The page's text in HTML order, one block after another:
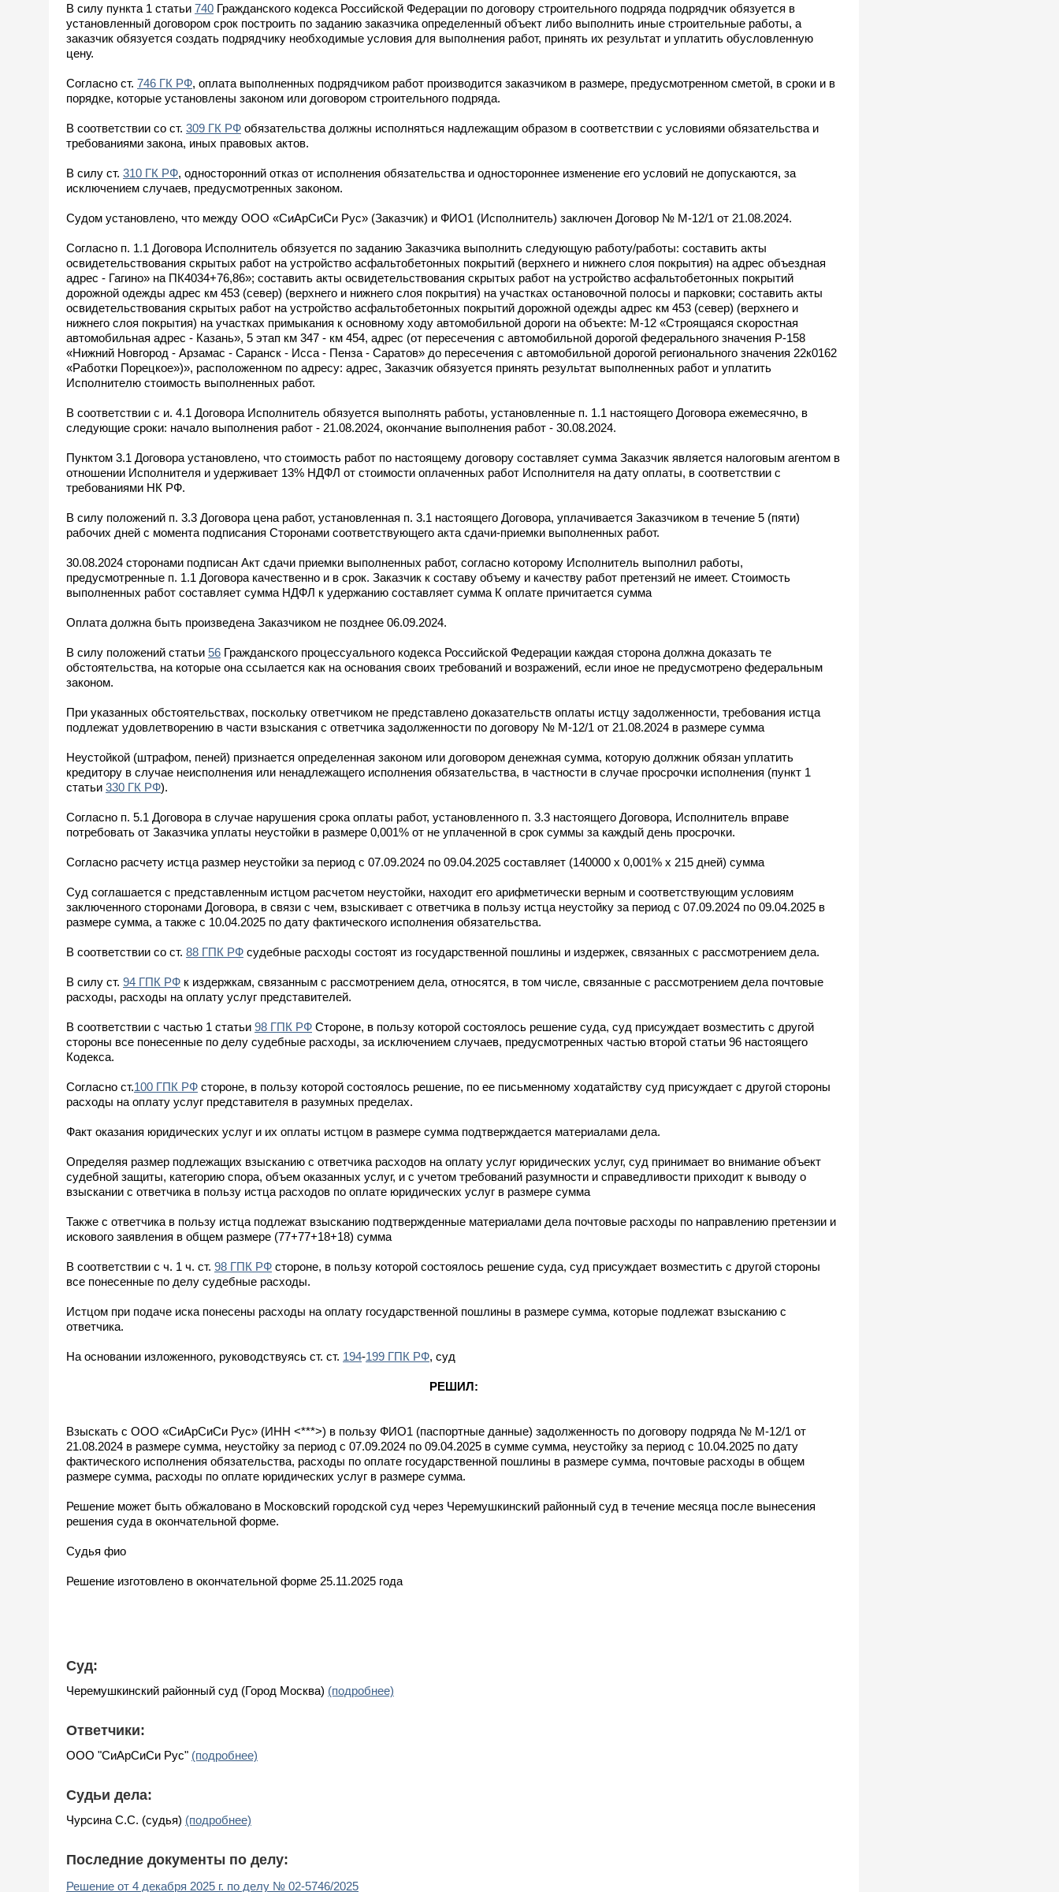
В силу пункта 1 статьи 740 Гражданского кодекса Российской Федерации по договору строительного подряда подрядчик обязуется в
установленный договором срок построить по заданию заказчика определенный объект либо выполнить иные строительные работы, а
заказчик обязуется создать подрядчику необходимые условия для выполнения работ, принять их результат и уплатить обусловленную
цену.
Согласно ст. 746 ГК РФ, оплата выполненных подрядчиком работ производится заказчиком в размере, предусмотренном сметой, в сроки и в
порядке, которые установлены законом или договором строительного подряда.
В соответствии со ст. 309 ГК РФ обязательства должны исполняться надлежащим образом в соответствии с условиями обязательства и
требованиями закона, иных правовых актов.
В силу ст. 310 ГК РФ, односторонний отказ от исполнения обязательства и одностороннее изменение его условий не допускаются, за
исключением случаев, предусмотренных законом.
Судом установлено, что между ООО «СиАрСиСи Рус» (Заказчик) и ФИО1 (Исполнитель) заключен Договор № М-12/1 от 21.08.2024.
Согласно п. 1.1 Договора Исполнитель обязуется по заданию Заказчика выполнить следующую работу/работы: составить акты
освидетельствования скрытых работ на устройство асфальтобетонных покрытий (верхнего и нижнего слоя покрытия) на адрес объездная
адрес - Гагино» на ПК4034+76,86»; составить акты освидетельствования скрытых работ на устройство асфальтобетонных покрытий
дорожной одежды адрес км 453 (север) (верхнего и нижнего слоя покрытия) на участках остановочной полосы и парковки; составить акты
освидетельствования скрытых работ на устройство асфальтобетонных покрытий дорожной одежды адрес км 453 (север) (верхнего и
нижнего слоя покрытия) на участках примыкания к основному ходу автомобильной дороги на объекте: М-12 «Строящаяся скоростная
автомобильная адрес - Казань», 5 этап км 347 - км 454, адрес (от пересечения с автомобильной дорогой федерального значения Р-158
«Нижний Новгород - Арзамас - Саранск - Исса - Пенза - Саратов» до пересечения с автомобильной дорогой регионального значения 22к0162
«Работки Порецкое»)», расположенном по адресу: адрес, Заказчик обязуется принять результат выполненных работ и уплатить
Исполнителю стоимость выполненных работ.
В соответствии с и. 4.1 Договора Исполнитель обязуется выполнять работы, установленные п. 1.1 настоящего Договора ежемесячно, в
следующие сроки: начало выполнения работ - 21.08.2024, окончание выполнения работ - 30.08.2024.
Пунктом 3.1 Договора установлено, что стоимость работ по настоящему договору составляет сумма Заказчик является налоговым агентом в
отношении Исполнителя и удерживает 13% НДФЛ от стоимости оплаченных работ Исполнителя на дату оплаты, в соответствии с
требованиями НК РФ.
В силу положений п. 3.3 Договора цена работ, установленная п. 3.1 настоящего Договора, уплачивается Заказчиком в течение 5 (пяти)
рабочих дней с момента подписания Сторонами соответствующего акта сдачи-приемки выполненных работ.
30.08.2024 сторонами подписан Акт сдачи приемки выполненных работ, согласно которому Исполнитель выполнил работы,
предусмотренные п. 1.1 Договора качественно и в срок. Заказчик к составу объему и качеству работ претензий не имеет. Стоимость
выполненных работ составляет сумма НДФЛ к удержанию составляет сумма К оплате причитается сумма
Оплата должна быть произведена Заказчиком не позднее 06.09.2024.
В силу положений статьи 56 Гражданского процессуального кодекса Российской Федерации каждая сторона должна доказать те
обстоятельства, на которые она ссылается как на основания своих требований и возражений, если иное не предусмотрено федеральным
законом.
При указанных обстоятельствах, поскольку ответчиком не представлено доказательств оплаты истцу задолженности, требования истца
подлежат удовлетворению в части взыскания с ответчика задолженности по договору № М-12/1 от 21.08.2024 в размере сумма
Неустойкой (штрафом, пеней) признается определенная законом или договором денежная сумма, которую должник обязан уплатить
кредитору в случае неисполнения или ненадлежащего исполнения обязательства, в частности в случае просрочки исполнения (пункт 1
статьи 330 ГК РФ).
Согласно п. 5.1 Договора в случае нарушения срока оплаты работ, установленного п. 3.3 настоящего Договора, Исполнитель вправе
потребовать от Заказчика уплаты неустойки в размере 0,001% от не уплаченной в срок суммы за каждый день просрочки.
Согласно расчету истца размер неустойки за период с 07.09.2024 по 09.04.2025 составляет (140000 х 0,001% х 215 дней) сумма
Суд соглашается с представленным истцом расчетом неустойки, находит его арифметически верным и соответствующим условиям
заключенного сторонами Договора, в связи с чем, взыскивает с ответчика в пользу истца неустойку за период с 07.09.2024 по 09.04.2025 в
размере сумма, а также с 10.04.2025 по дату фактического исполнения обязательства.
В соответствии со ст. 88 ГПК РФ судебные расходы состоят из государственной пошлины и издержек, связанных с рассмотрением дела.
В силу ст. 94 ГПК РФ к издержкам, связанным с рассмотрением дела, относятся, в том числе, связанные с рассмотрением дела почтовые
расходы, расходы на оплату услуг представителей.
В соответствии с частью 1 статьи 98 ГПК РФ Стороне, в пользу которой состоялось решение суда, суд присуждает возместить с другой
стороны все понесенные по делу судебные расходы, за исключением случаев, предусмотренных частью второй статьи 96 настоящего
Кодекса.
Согласно ст.100 ГПК РФ стороне, в пользу которой состоялось решение, по ее письменному ходатайству суд присуждает с другой стороны
расходы на оплату услуг представителя в разумных пределах.
Факт оказания юридических услуг и их оплаты истцом в размере сумма подтверждается материалами дела.
Определяя размер подлежащих взысканию с ответчика расходов на оплату услуг юридических услуг, суд принимает во внимание объект
судебной защиты, категорию спора, объем оказанных услуг, и с учетом требований разумности и справедливости приходит к выводу о
взыскании с ответчика в пользу истца расходов по оплате юридических услуг в размере сумма
Также с ответчика в пользу истца подлежат взысканию подтвержденные материалами дела почтовые расходы по направлению претензии и
искового заявления в общем размере (77+77+18+18) сумма
В соответствии с ч. 1 ч. ст. 98 ГПК РФ стороне, в пользу которой состоялось решение суда, суд присуждает возместить с другой стороны
все понесенные по делу судебные расходы.
Истцом при подаче иска понесены расходы на оплату государственной пошлины в размере сумма, которые подлежат взысканию с
ответчика.
На основании изложенного, руководствуясь ст. ст. 194-199 ГПК РФ, суд
РЕШИЛ:
Взыскать с ООО «СиАрСиСи Рус» (ИНН <***>) в пользу ФИО1 (паспортные данные) задолженность по договору подряда № М-12/1 от
21.08.2024 в размере сумма, неустойку за период с 07.09.2024 по 09.04.2025 в сумме сумма, неустойку за период с 10.04.2025 по дату
фактического исполнения обязательства, расходы по оплате государственной пошлины в размере сумма, почтовые расходы в общем
размере сумма, расходы по оплате юридических услуг в размере сумма.
Решение может быть обжаловано в Московский городской суд через Черемушкинский районный суд в течение месяца после вынесения
решения суда в окончательной форме.
Судья фио
Решение изготовлено в окончательной форме 25.11.2025 года
Суд:
Черемушкинский районный суд (Город Москва) (подробнее)
Ответчики:
ООО "СиАрСиСи Рус" (подробнее)
Судьи дела:
Чурсина С.С. (судья) (подробнее)
Последние документы по делу:
Решение от 4 декабря 2025 г. по делу № 02-5746/2025